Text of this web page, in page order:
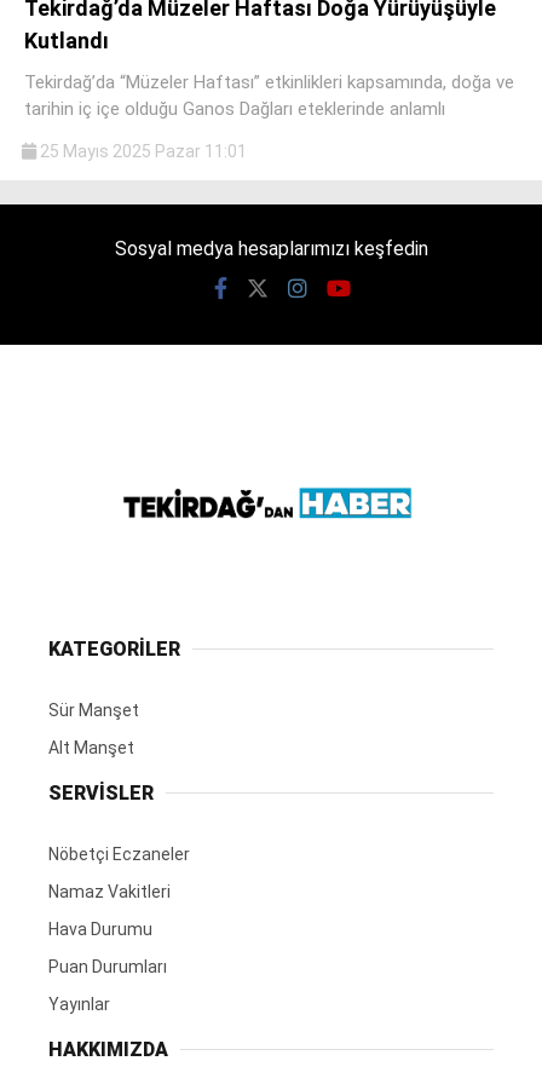
Youtube
Tekirdağ’da Müzeler Haftası Doğa Yürüyüşüyle
Kutlandı
Tekirdağ’da “Müzeler Haftası” etkinlikleri kapsamında, doğa ve
tarihin iç içe olduğu Ganos Dağları eteklerinde anlamlı
25 Mayıs 2025 Pazar 11:01
Sosyal medya hesaplarımızı keşfedin
KATEGORİLER
Sür Manşet
Alt Manşet
SERVİSLER
Nöbetçi Eczaneler
Namaz Vakitleri
Hava Durumu
Puan Durumları
Yayınlar
HAKKIMIZDA